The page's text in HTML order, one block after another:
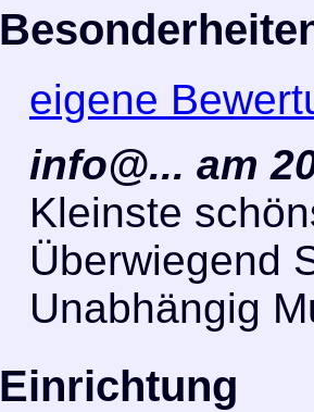
eigene
info@... am
Kleinste
Überwiegend
Unabhängig
Einrichtung